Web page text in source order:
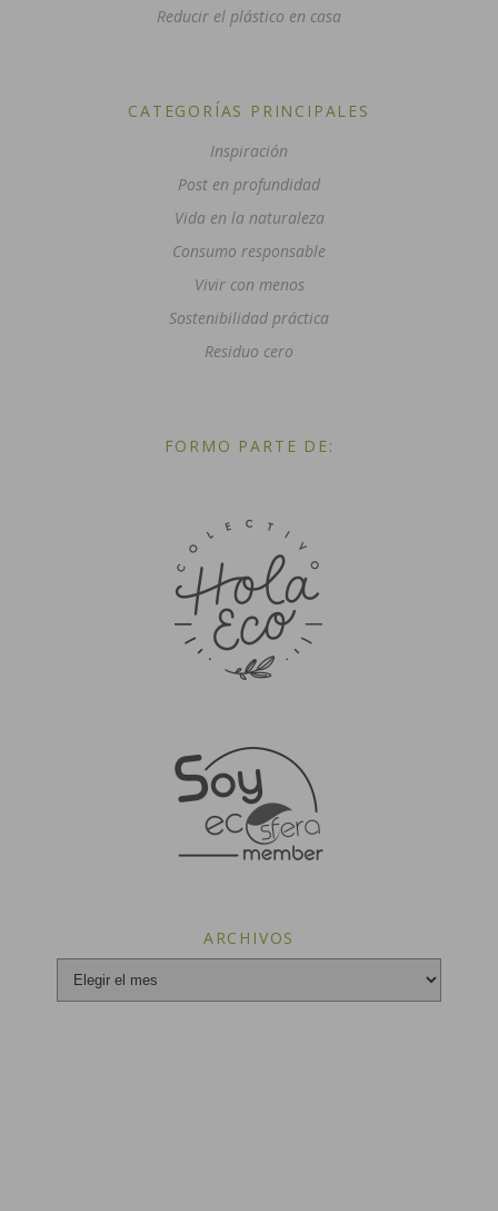
Reducir el plástico en casa
CATEGORÍAS PRINCIPALES
Inspiración
Post en profundidad
Vida en la naturaleza
Consumo responsable
Vivir con menos
Sostenibilidad práctica
Residuo cero
FORMO PARTE DE:
ARCHIVOS
Archivos